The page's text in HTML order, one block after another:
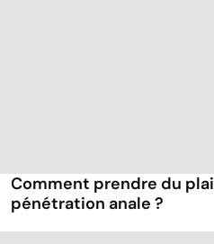
Comment prendre du
pénétration anale ?